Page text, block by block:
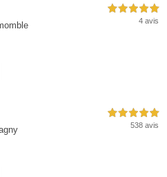
5,0 étoiles sur 5
4 avis
5,0 étoiles sur 5
538 avis